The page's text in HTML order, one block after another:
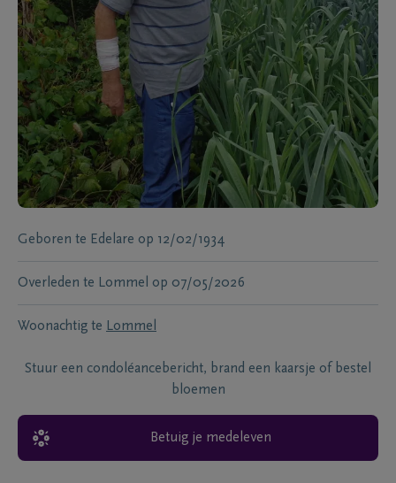
Geboren te Edelare op 12/02/1934
Overleden te Lommel op 07/05/2026
Woonachtig te Lommel
Stuur een condoléancebericht, brand een kaarsje of bestel
bloemen
Betuig je medeleven